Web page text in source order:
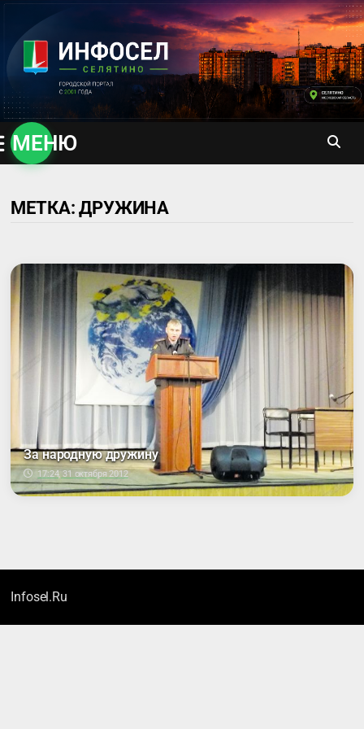
содержимому
МЕНЮ
МЕТКА:ДРУЖИНА
За народную дружину
17:24, 31 октября 2012
Infosel.Ru